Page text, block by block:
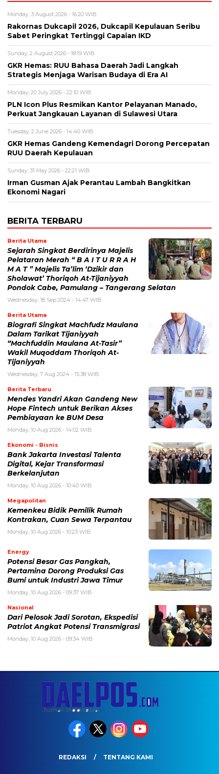
Monday, 3 August 2026 - 16:20 WIB
Rakornas Dukcapil 2026, Dukcapil Kepulauan Seribu
Sabet Peringkat Tertinggi Capaian IKD
Sunday, 2 August 2026 - 18:19 WIB
GKR Hemas: RUU Bahasa Daerah Jadi Langkah
Strategis Menjaga Warisan Budaya di Era AI
Monday, 20 July 2026 - 22:10 WIB
PLN Icon Plus Resmikan Kantor Pelayanan Manado,
Perkuat Jangkauan Layanan di Sulawesi Utara
Tuesday, 2 June 2026 - 14:40 WIB
GKR Hemas Gandeng Kemendagri Dorong Percepatan
RUU Daerah Kepulauan
Sunday, 31 May 2026 - 22:21 WIB
Irman Gusman Ajak Perantau Lambah Bangkitkan
Ekonomi Nagari
BERITA TERBARU
Berita Utama
Sejarah Singkat Berdirinya Majelis
Pelataran Merah “ B A I T U R R A H
M A T ” Majelis Ta’lim ‘Dzikir dan
Sholawat’ Thoriqoh At-Tijaniyyah
Pondok Cabe, Pamulang – Tangerang Selatan
Wednesday, 18 Sep 2024 - 14:47 WIB
Berita Utama
Biografi Singkat Machfudz Maulana
Dalam Tarikat Tijaniyyah
“Machfuddin Maulana At-Tasir”
Wakil Muqoddam Thoriqoh At-
Tijaniyyah
Wednesday, 7 Aug 2024 - 15:38 WIB
Berita Terbaru
Mendes Yandri Akan Gandeng New
Hope Fintech untuk Berikan Akses
Pembiayaan ke BUM Desa
Monday, 10 Aug 2026 - 14:02 WIB
Ekonomi - Bisnis
Bank Jakarta Investasi Talenta
Digital, Kejar Transformasi
Berkelanjutan
Monday, 10 Aug 2026 - 10:40 WIB
Megapolitan
Kemenkeu Bidik Pemilik Rumah
Kontrakan, Cuan Sewa Terpantau
Monday, 10 Aug 2026 - 10:23 WIB
Energy
Potensi Besar Gas Pangkah,
Pertamina Dorong Produksi Gas
Bumi untuk Industri Jawa Timur
Monday, 10 Aug 2026 - 09:37 WIB
Nasional
Dari Pelosok Jadi Sorotan, Ekspedisi
Patriot Angkat Potensi Transmigrasi
Monday, 10 Aug 2026 - 09:34 WIB
REDAKSI TENTANG KAMI